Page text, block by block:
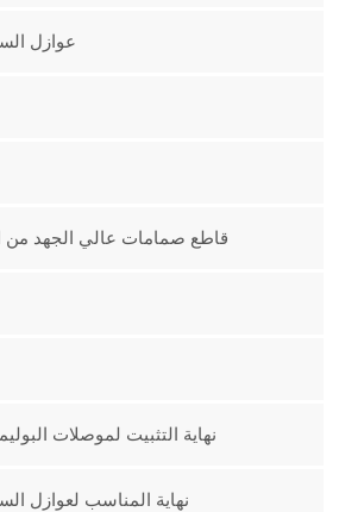
عوازل
قاطع صمامات عالي الجهد من
نهاية التثبيت لموصلات
نهاية المناسب لعوازل